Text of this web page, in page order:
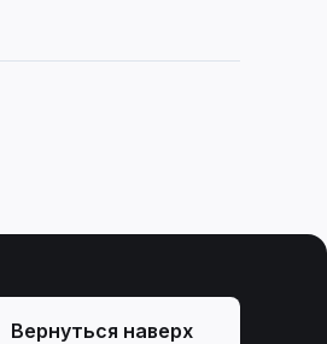
Вернуться наверх